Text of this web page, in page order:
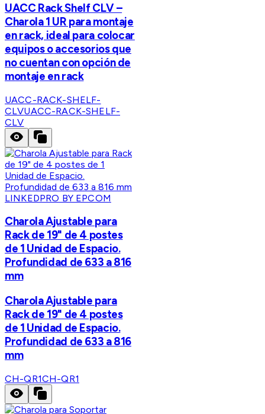
UACC Rack Shelf CLV –
Charola 1 UR para montaje
en rack, ideal para colocar
equipos o accesorios que
no cuentan con opción de
montaje en rack
UACC-RACK-SHELF-
CLVUACC-RACK-SHELF-
CLV
LINKEDPRO BY EPCOM
Charola Ajustable para
Rack de 19" de 4 postes
de 1 Unidad de Espacio.
Profundidad de 633 a 816
mm
Charola Ajustable para
Rack de 19" de 4 postes
de 1 Unidad de Espacio.
Profundidad de 633 a 816
mm
CH-QR1CH-QR1